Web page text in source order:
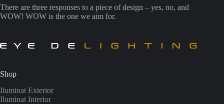
There are three responses to a piece of design – yes, no, and
WOW! WOW is the one we aim for.
Shop
Iluminat Exterior
Iluminat Interior